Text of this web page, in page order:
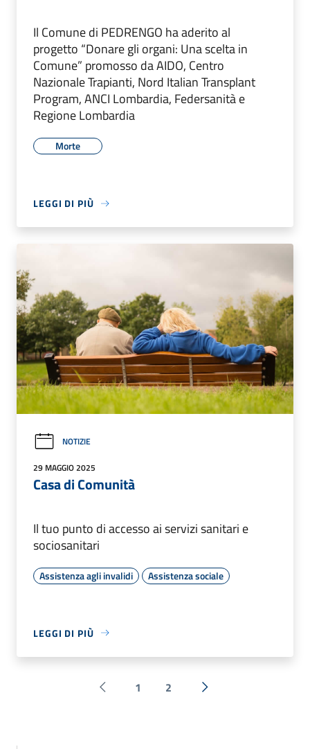
Il Comune di PEDRENGO ha aderito al
progetto “Donare gli organi: Una scelta in
Comune” promosso da AIDO, Centro
Nazionale Trapianti, Nord Italian Transplant
Program, ANCI Lombardia, Federsanità e
Regione Lombardia
Morte
LEGGI DI PIÙ
NOTIZIE
29 MAGGIO 2025
Casa di Comunità
Il tuo punto di accesso ai servizi sanitari e
sociosanitari
Assistenza agli invalidi Assistenza sociale
LEGGI DI PIÙ
Pagina precedente
1 2 Successiva »